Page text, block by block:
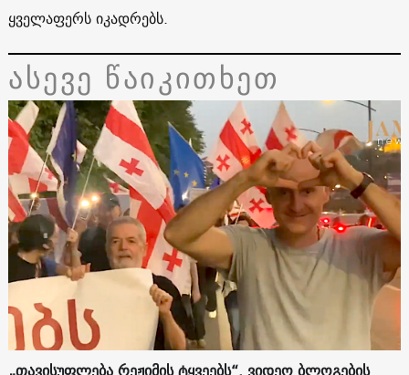
ყველაფერს იკადრებს.
ასევე წაიკითხეთ